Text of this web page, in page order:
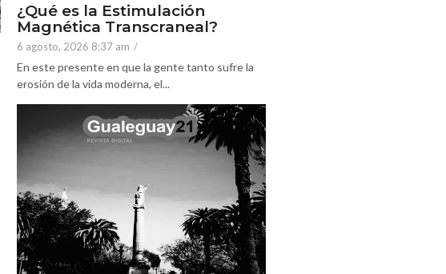
¿Qué es la Estimulación
Magnética Transcraneal?
6 agosto, 2026 8:37 am /
En este presente en que la gente tanto sufre la
erosión de la vida moderna, el...